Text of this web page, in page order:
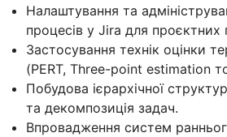
Налаштування та
процесів у Jira для проєктних
Застосування технік оцінки
(PERT, Three-point estimation
Побудова ієрархічної
та декомпозиція задач.
Впровадження систем